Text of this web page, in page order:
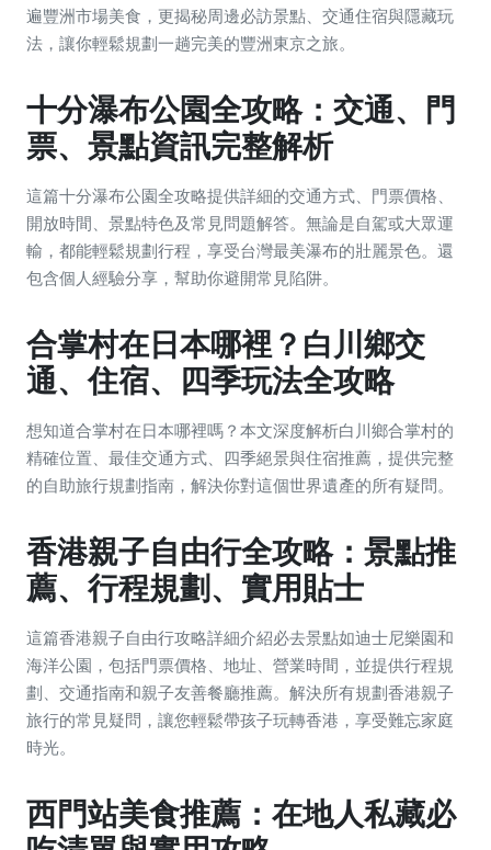
遍豐洲市場美食，更揭秘周邊必訪景點、交通住宿與隱藏玩
法，讓你輕鬆規劃一趟完美的豐洲東京之旅。
十分瀑布公園全攻略：交通、門
票、景點資訊完整解析
這篇十分瀑布公園全攻略提供詳細的交通方式、門票價格、
開放時間、景點特色及常見問題解答。無論是自駕或大眾運
輸，都能輕鬆規劃行程，享受台灣最美瀑布的壯麗景色。還
包含個人經驗分享，幫助你避開常見陷阱。
合掌村在日本哪裡？白川鄉交
通、住宿、四季玩法全攻略
想知道合掌村在日本哪裡嗎？本文深度解析白川鄉合掌村的
精確位置、最佳交通方式、四季絕景與住宿推薦，提供完整
的自助旅行規劃指南，解決你對這個世界遺產的所有疑問。
香港親子自由行全攻略：景點推
薦、行程規劃、實用貼士
這篇香港親子自由行攻略詳細介紹必去景點如迪士尼樂園和
海洋公園，包括門票價格、地址、營業時間，並提供行程規
劃、交通指南和親子友善餐廳推薦。解決所有規劃香港親子
旅行的常見疑問，讓您輕鬆帶孩子玩轉香港，享受難忘家庭
時光。
西門站美食推薦：在地人私藏必